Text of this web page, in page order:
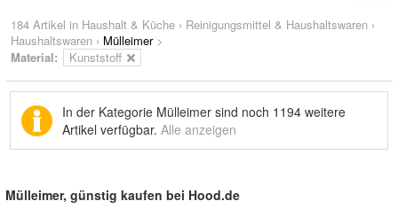
184 Artikel in Haushalt & Küche › Reinigungsmittel & Haushaltswaren ›
Haushaltswaren › Mülleimer>
Material:
Kunststoff
In der Kategorie Mülleimer sind noch 1194 weitere
Artikel verfügbar. Alle anzeigen
Mülleimer, günstig kaufen bei Hood.de